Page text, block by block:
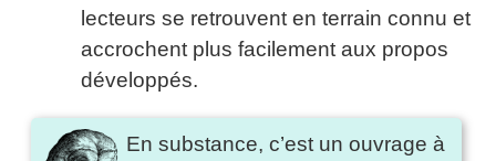
lecteurs se retrouvent en terrain connu et
accrochent plus facilement aux propos
développés.
En substance, c’est un ouvrage à